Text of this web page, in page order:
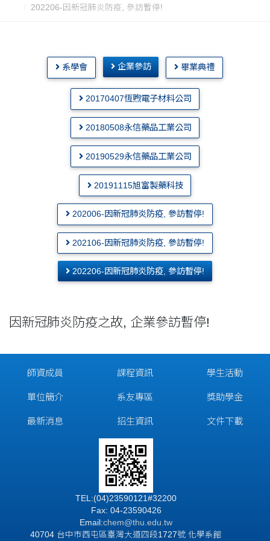
202206-因新冠肺炎防疫, 參訪暫停!
系學會 企業參訪 畢業典禮
20170407恆煦電子材料公司
20180508永信藥品工業公司
20190529永信藥品工業公司
20191115旭富製藥科技
202006-因新冠肺炎防疫, 參訪暫停!
202106-因新冠肺炎防疫, 參訪暫停!
202206-因新冠肺炎防疫, 參訪暫停!
因新冠肺炎防疫之故, 企業參訪暫停!
師資成員
單位簡介
最新消息
課程資訊
系友專區
招生資訊
學生活動
獎助學金
文件下載
TEL:(04)23590121#32200
Fax: 04-23590426
Email:chem@thu.edu.tw
40704 台中市西屯區臺灣大道四段1727號 化學系館